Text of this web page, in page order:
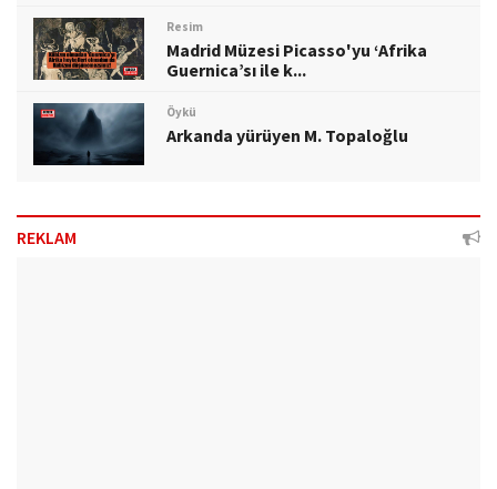
Resim
Madrid Müzesi Picasso'yu ‘Afrika
Guernica’sı ile k...
Öykü
Arkanda yürüyen M. Topaloğlu
REKLAM